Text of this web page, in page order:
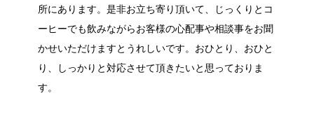
所にあります。是非お立ち寄り頂いて、じっくりとコ
ーヒーでも飲みながらお客様の心配事や相談事をお聞
かせいただけますとうれしいです。おひとり、おひと
り、しっかりと対応させて頂きたいと思っておりま
す。